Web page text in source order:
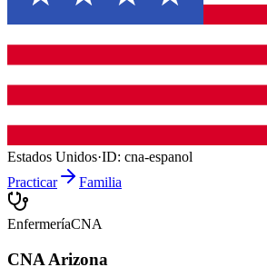
Estados Unidos·ID: cna-espanol
Practicar
Familia
EnfermeríaCNA
CNA Arizona